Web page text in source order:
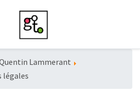
Lammerant
légales